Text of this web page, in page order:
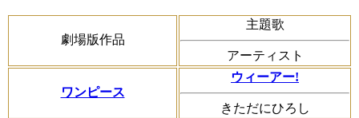
劇場版作品
主題歌
アーティスト
ワンピース
ウィーアー!
きただにひろし